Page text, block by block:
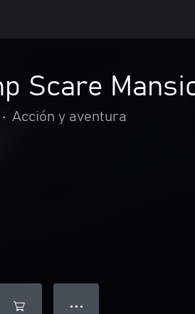
Scare
• Acción y aventura
● ● ●